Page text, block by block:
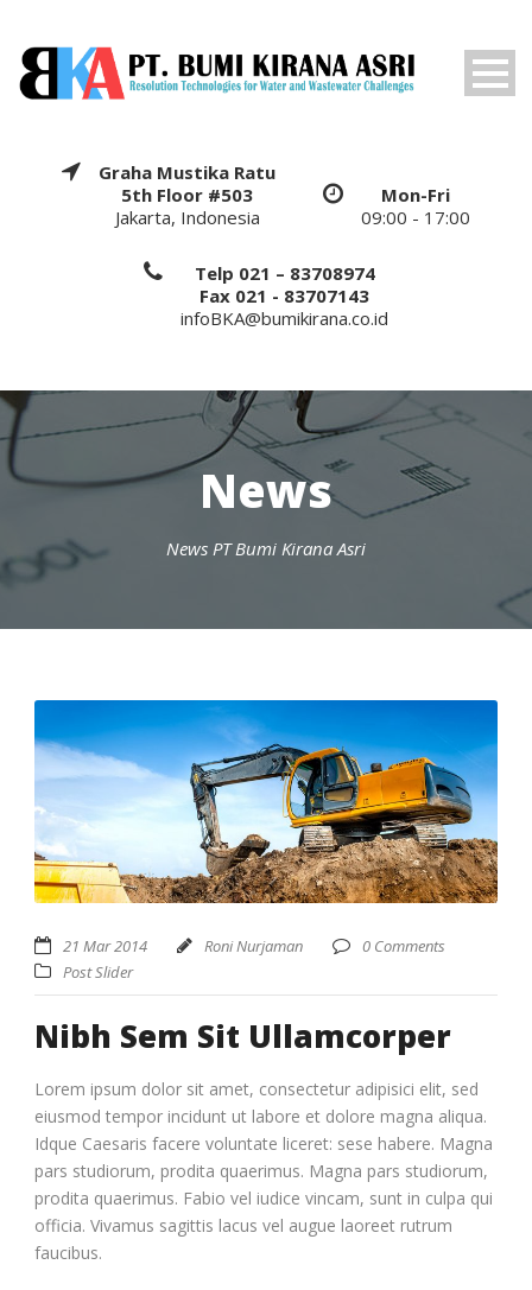
Graha Mustika Ratu
5th Floor #503
Jakarta, Indonesia
Mon-Fri
09:00 - 17:00
Telp 021 – 83708974
Fax 021 - 83707143
infoBKA@bumikirana.co.id
News
News PT Bumi Kirana Asri
21 Mar 2014 Roni Nurjaman
0 Comments
Post Slider
Nibh Sem Sit Ullamcorper
Lorem ipsum dolor sit amet, consectetur adipisici elit, sed
eiusmod tempor incidunt ut labore et dolore magna aliqua.
Idque Caesaris facere voluntate liceret: sese habere. Magna
pars studiorum, prodita quaerimus. Magna pars studiorum,
prodita quaerimus. Fabio vel iudice vincam, sunt in culpa qui
officia. Vivamus sagittis lacus vel augue laoreet rutrum
faucibus.